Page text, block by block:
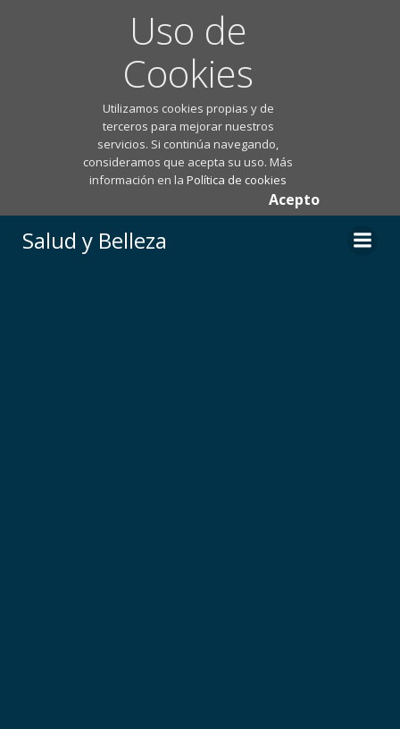
Uso de
Cookies
Utilizamos cookies propias y de
terceros para mejorar nuestros
servicios. Si continúa navegando,
consideramos que acepta su uso. Más
información en laPolítica de cookies
Acepto
Salud y Belleza